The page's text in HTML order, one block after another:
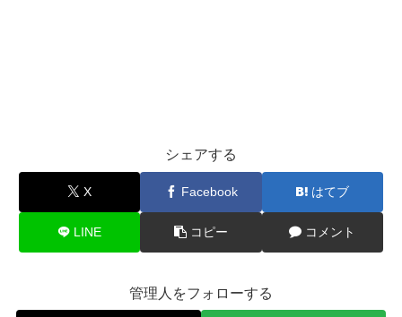
シェアする
X Facebook はてブ
LINE コピー コメント
管理人をフォローする